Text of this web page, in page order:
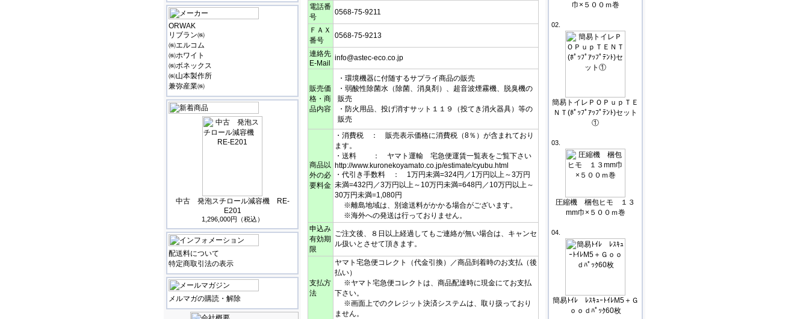
ORWAK
リブラン㈱
㈱エルコム
㈱ホワイト
㈱ボネックス
㈱山本製作所
兼弥産業㈱
中古 発泡スチロール減容機 RE-
E201
1,296,000円（税込）
配送料について
特定商取引法の表示
メルマガの購読・解除
電話番
号
0568-75-9211
ＦＡＸ
番号
0568-75-9213
連絡先
E-Mail
info@astec-eco.co.jp
販売価
格・商
品内容
・環境機器に付随するサプライ商品の販売
・弱酸性除菌水（除菌、消臭剤）、超音波煙霧機、脱臭機の
販売
・防火用品、投げ消すサット１１９（投てき消火器具）等の
販売
商品以
外の必
要料金
・消費税 ： 販売表示価格に消費税（8％）が含まれており
ます。
・送料 ： ヤマト運輸 宅急便運賃一覧表をご覧下さい
http://www.kuronekoyamato.co.jp/estimate/cyubu.html
・代引き手数料 ： 1万円未満=324円／1万円以上～3万円
未満=432円／3万円以上～10万円未満=648円／10万円以上～
30万円未満=1,080円
※離島地域は、別途送料がかかる場合がございます。
※海外への発送は行っておりません。
申込み
有効期
限
ご注文後、８日以上経過してもご連絡が無い場合は、キャンセ
ル扱いとさせて頂きます。
支払方
法
ヤマト宅急便コレクト（代金引換）／商品到着時のお支払（後
払い）
※ヤマト宅急便コレクトは、商品配達時に現金にてお支払
下さい。
※画面上でのクレジット決済システムは、取り扱っており
ません。
巾×５００ｍ巻
02.
簡易トイレＰＯＰｕｐＴＥ
ＮＴ(ﾎﾟｯﾌﾟｱｯﾌﾟﾃﾝﾄ)セット
①
03.
圧縮機 梱包ヒモ １３
mm巾×５００ｍ巻
04.
簡易ﾄｲﾚ ﾚｽｷｭｰﾄｲﾚM5＋Ｇ
ｏｏｄﾊﾟｯｸ60枚